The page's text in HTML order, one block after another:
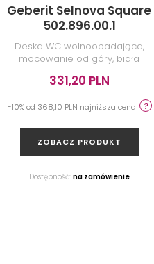
Geberit Selnova Square
502.896.00.1
Deska WC wolnoopadająca,
mocowanie od góry, biała
331,20 PLN
-10% od 368,10 PLN najniższa cena
ZOBACZ PRODUKT
Dostępność: na zamówienie